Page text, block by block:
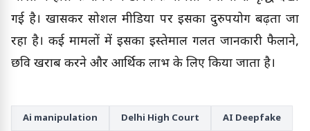
गई है। खासकर सोशल मीडिया पर इसका दुरुपयोग बढ़ता जा
रहा है। कई मामलों में इसका इस्तेमाल गलत जानकारी फैलाने,
छवि खराब करने और आर्थिक लाभ के लिए किया जाता है।
Ai manipulation Delhi High Court AI Deepfake